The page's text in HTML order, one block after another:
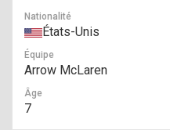
Nationalité
États-Unis
Équipe
Arrow McLaren
Âge
7